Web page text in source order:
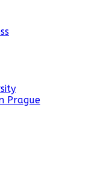
Prague